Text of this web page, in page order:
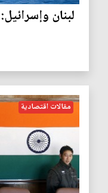
لبنان
مقالات اقتصادية